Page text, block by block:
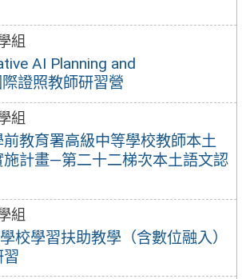
組
AI Planning and
證照教師研習營
組
教育署高級中等學校教師本土
計畫—第二十二梯次本土語文認
組
校學習扶助教學（含數位融入）
習